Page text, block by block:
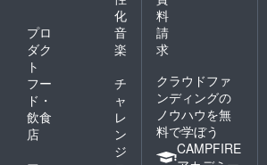
化
プロ
ダク
ト
音
楽
フー
ド・
飲食
店
チ
ャ
レ
ン
ジ
料
請
求
クラウドファ
ンディングの
ノウハウを無
料で学ぼう
CAMPFIRE